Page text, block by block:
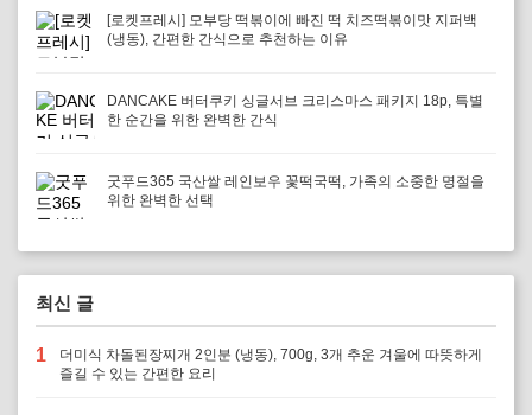
[로켓프레시] 모부당 떡볶이에 빠진 떡 치즈떡볶이맛 지퍼백
(냉동), 간편한 간식으로 추천하는 이유
DANCAKE 버터쿠키 싱글서브 크리스마스 패키지 18p, 특별
한 순간을 위한 완벽한 간식
굿푸드365 국산쌀 레인보우 꽃떡국떡, 가족의 소중한 명절을
위한 완벽한 선택
최신 글
1
더미식 차돌된장찌개 2인분 (냉동), 700g, 3개 추운 겨울에 따뜻하게
즐길 수 있는 간편한 요리